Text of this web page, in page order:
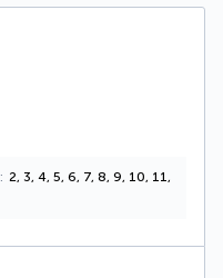
2, 3, 4, 5, 6, 7, 8, 9, 10, 11,